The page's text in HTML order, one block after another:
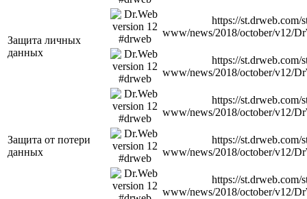
Защита личных
данных
https://st.drweb.com/
www/news/2018/october/v12/
https://st.drweb.com/
www/news/2018/october/v12/
Защита от потери
данных
https://st.drweb.com/
www/news/2018/october/v12/
https://st.drweb.com/
www/news/2018/october/v12/
https://st.drweb.com/
www/news/2018/october/v12/